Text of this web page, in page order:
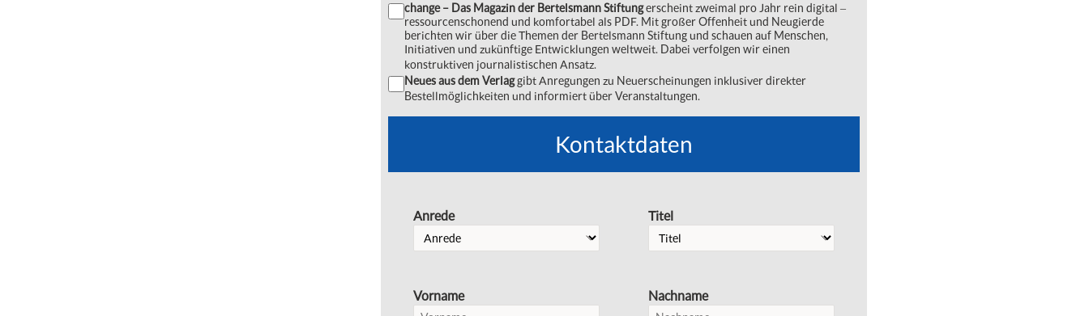
change – Das Magazin der Bertelsmann Stiftungerscheint zweimal pro Jahr rein digital ‒
ressourcenschonend und komfortabel als PDF. Mit großer Offenheit und Neugierde
berichten wir über die Themen der Bertelsmann Stiftung und schauen auf Menschen,
Initiativen und zukünftige Entwicklungen weltweit. Dabei verfolgen wir einen
konstruktiven journalistischen Ansatz.
Neues aus dem Verlaggibt Anregungen zu Neuerscheinungen inklusiver direkter
Bestellmöglichkeiten und informiert über Veranstaltungen.
Kontaktdaten
Anrede
Vorname
Titel
Nachname